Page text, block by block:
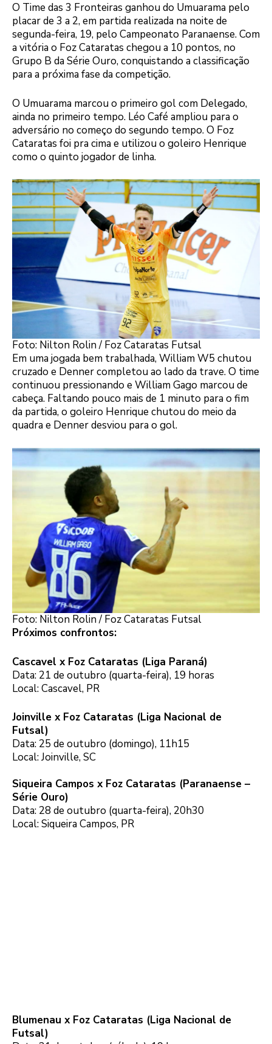
O Time das 3 Fronteiras ganhou do Umuarama pelo
placar de 3 a 2, em partida realizada na noite de
segunda-feira, 19, pelo Campeonato Paranaense. Com
a vitória o Foz Cataratas chegou a 10 pontos, no
Grupo B da Série Ouro, conquistando a classificação
para a próxima fase da competição.
O Umuarama marcou o primeiro gol com Delegado,
ainda no primeiro tempo. Léo Café ampliou para o
adversário no começo do segundo tempo. O Foz
Cataratas foi pra cima e utilizou o goleiro Henrique
como o quinto jogador de linha.
Foto: Nilton Rolin / Foz Cataratas Futsal
Em uma jogada bem trabalhada, William W5 chutou
cruzado e Denner completou ao lado da trave. O time
continuou pressionando e William Gago marcou de
cabeça. Faltando pouco mais de 1 minuto para o fim
da partida, o goleiro Henrique chutou do meio da
quadra e Denner desviou para o gol.
Foto: Nilton Rolin / Foz Cataratas Futsal
Próximos confrontos:
Cascavel x Foz Cataratas (Liga Paraná)
Data: 21 de outubro (quarta-feira), 19 horas
Local: Cascavel, PR
Joinville x Foz Cataratas (Liga Nacional de
Futsal)
Data: 25 de outubro (domingo), 11h15
Local: Joinville, SC
Siqueira Campos x Foz Cataratas (Paranaense –
Série Ouro)
Data: 28 de outubro (quarta-feira), 20h30
Local: Siqueira Campos, PR
Blumenau x Foz Cataratas (Liga Nacional de
Futsal)